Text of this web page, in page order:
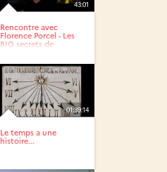
43:01
Rencontre avec
Florence Porcel - Les
BIG secrets de
01:39:14
Le temps a une
histoire...